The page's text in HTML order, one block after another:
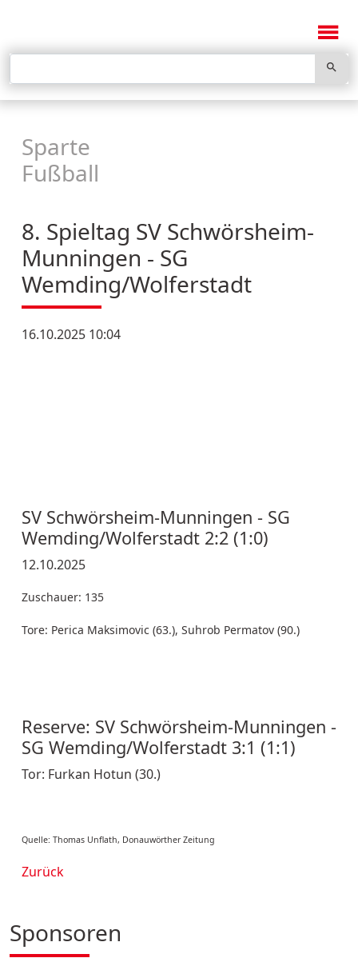
menu
search
Sparte
Fußball
8. Spieltag SV Schwörsheim-
Munningen - SG
Wemding/Wolferstadt
16.10.2025 10:04
SV Schwörsheim-Munningen - SG
Wemding/Wolferstadt 2:2 (1:0)
12.10.2025
Zuschauer: 135
Tore: Perica Maksimovic (63.), Suhrob Permatov (90.)
Reserve: SV Schwörsheim-Munningen -
SG Wemding/Wolferstadt 3:1 (1:1)
Tor: Furkan Hotun (30.)
Quelle: Thomas Unflath, Donauwörther Zeitung
Zurück
Sponsoren